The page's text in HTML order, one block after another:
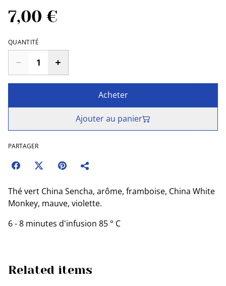
7,00 €
QUANTITÉ
Acheter
Ajouter au panier
PARTAGER
Thé vert China Sencha, arôme, framboise, China White
Monkey, mauve, violette.
6 - 8 minutes d'infusion 85 ° C
Related items